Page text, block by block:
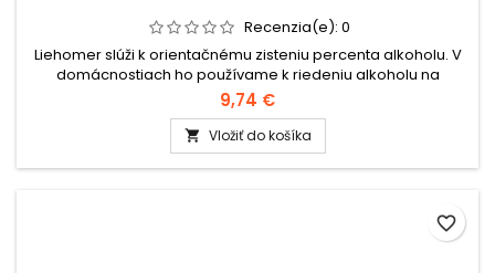
Recenzia(e): 0
Liehomer slúži k orientačnému zisteniu percenta alkoholu. V
domácnostiach ho používame k riedeniu alkoholu na
potrebné percentá, obyčajne 35 - 40 %, slivovicu na 52
%. Stupnica 0-90%, norma STN. Meranie vykonávame pri
teplote 20 °C.
9,74 €
 Vložiť do košíka
favorite_border